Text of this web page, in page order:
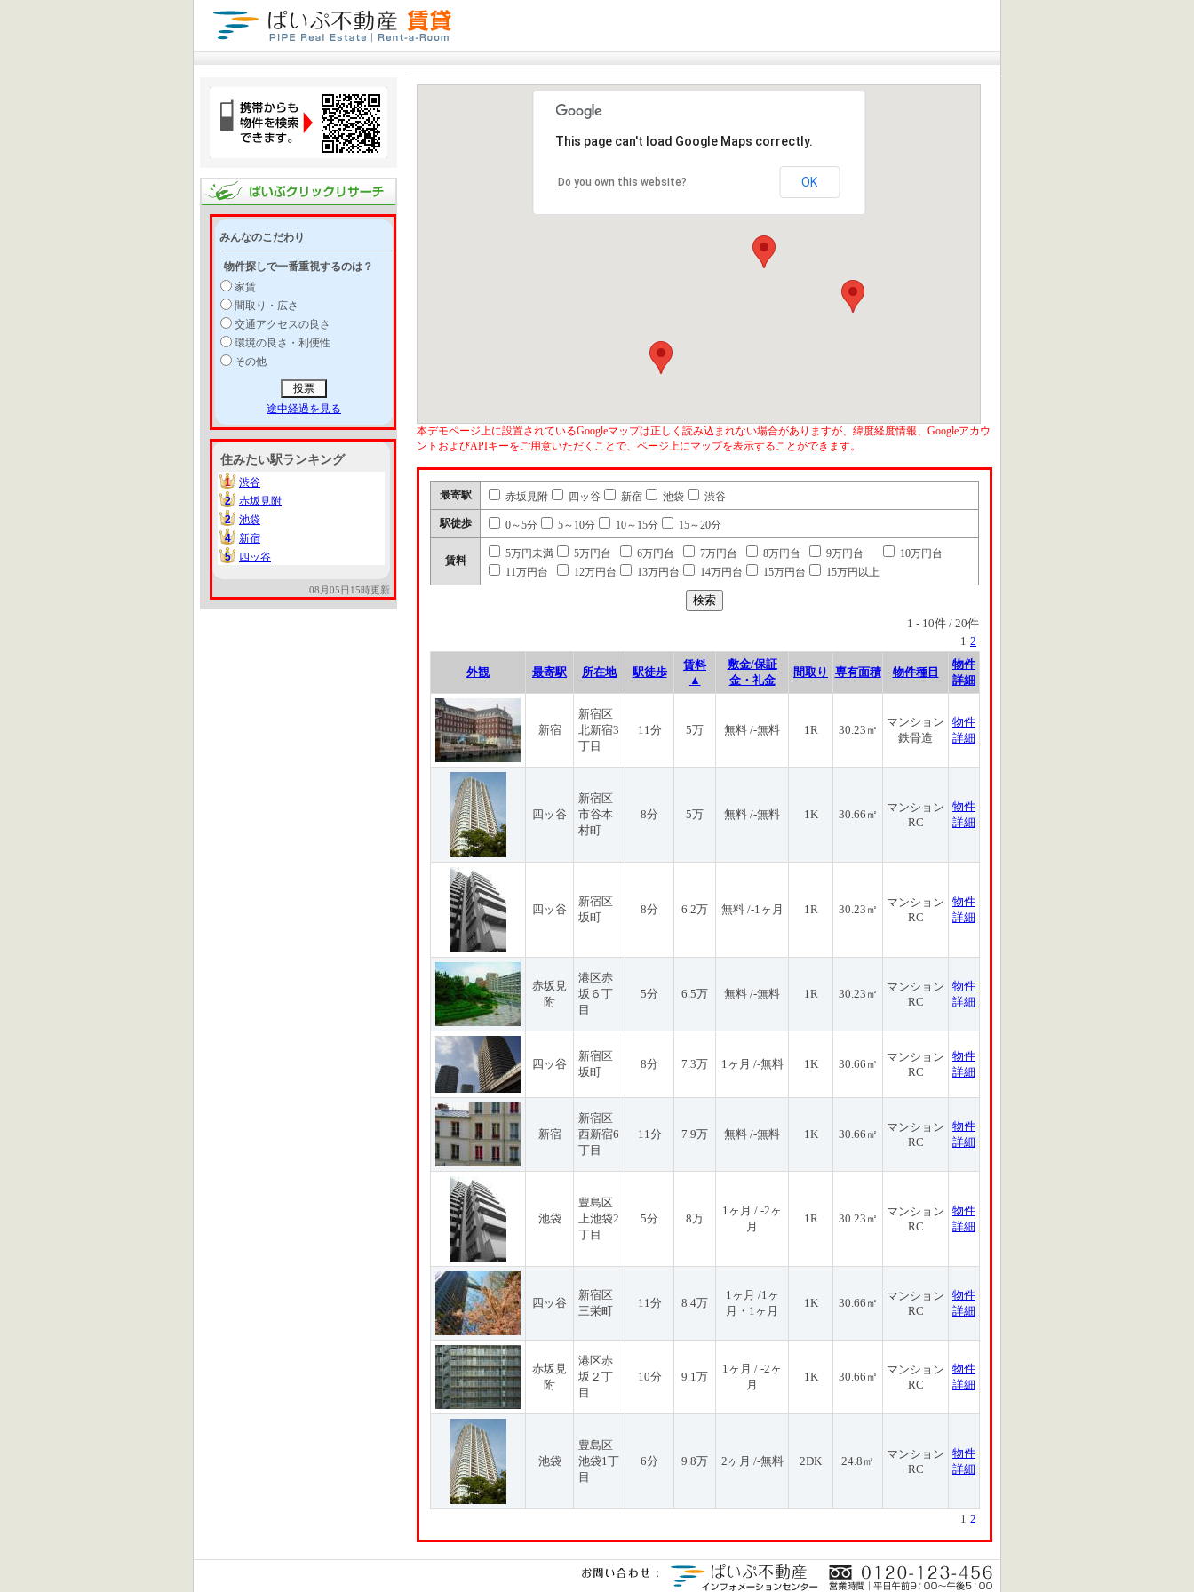
みんなのこだわり
物件探しで一番重視するのは？
家賃
間取り・広さ
交通アクセスの良さ
環境の良さ・利便性
その他
途中経過を見る
住みたい駅ランキング
1
1
渋谷
2
2
赤坂見附
2
2
池袋
4
4
新宿
5
5 四ッ谷
08月05日15時更新
This page can't load Google Maps correctly.
Do you own this website? OK
本デモページ上に設置されているGoogleマップは正しく読み込まれない場合がありますが、緯度経度情報、Googleアカウ
ントおよびAPIキーをご用意いただくことで、ページ上にマップを表示することができます。
最寄駅 赤坂見附 四ッ谷 新宿 池袋 渋谷
駅徒歩 0～5分 5～10分 10～15分 15～20分
賃料
5万円未満 5万円台 6万円台 7万円台 8万円台 9万円台
10万円台
11万円台
12万円台 13万円台 14万円台 15万円台 15万円以上
1 - 10件 / 20件
1 2
外観 最寄駅 所在地 駅徒歩
賃料
▲
敷金/保証
金・礼金
間取り 専有面積 物件種目
物件
詳細
新宿
新宿区
北新宿3
丁目
11分 5万 無料 /-無料 1R 30.23㎡
マンション
鉄骨造
物件
詳細
四ッ谷
新宿区
市谷本
村町
8分 5万 無料 /-無料 1K 30.66㎡
マンション
RC
物件
詳細
四ッ谷
新宿区
坂町
8分 6.2万 無料 /-1ヶ月 1R 30.23㎡
マンション
RC
物件
詳細
赤坂見
附
港区赤
坂６丁
目
5分 6.5万 無料 /-無料 1R 30.23㎡
マンション
RC
物件
詳細
四ッ谷
新宿区
坂町
8分 7.3万 1ヶ月 /-無料 1K 30.66㎡
マンション
RC
物件
詳細
新宿
新宿区
西新宿6
丁目
11分 7.9万 無料 /-無料 1K 30.66㎡
マンション
RC
物件
詳細
池袋
豊島区
上池袋2
丁目
5分 8万
1ヶ月 / -2ヶ
月
1R 30.23㎡
マンション
RC
物件
詳細
四ッ谷
新宿区
三栄町
11分 8.4万
1ヶ月 /1ヶ
月・1ヶ月
1K 30.66㎡
マンション
RC
物件
詳細
赤坂見
附
港区赤
坂２丁
目
10分 9.1万
1ヶ月 / -2ヶ
月
1K 30.66㎡
マンション
RC
物件
詳細
池袋
豊島区
池袋1丁
目
6分 9.8万 2ヶ月 /-無料 2DK 24.8㎡
マンション
RC
物件
詳細
1 2